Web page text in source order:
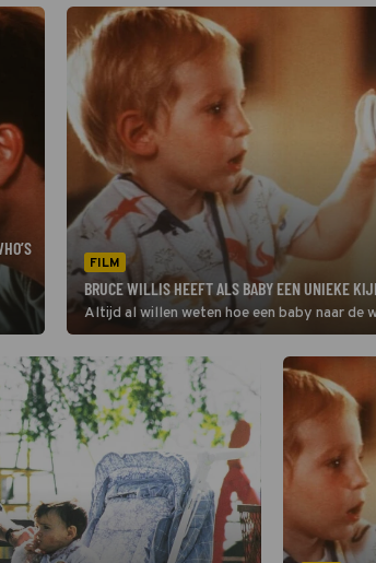
FILM
BRUCE WILLIS HEEFT ALS BABY EEN UNIEKE
Altijd al willen weten hoe een baby naar de